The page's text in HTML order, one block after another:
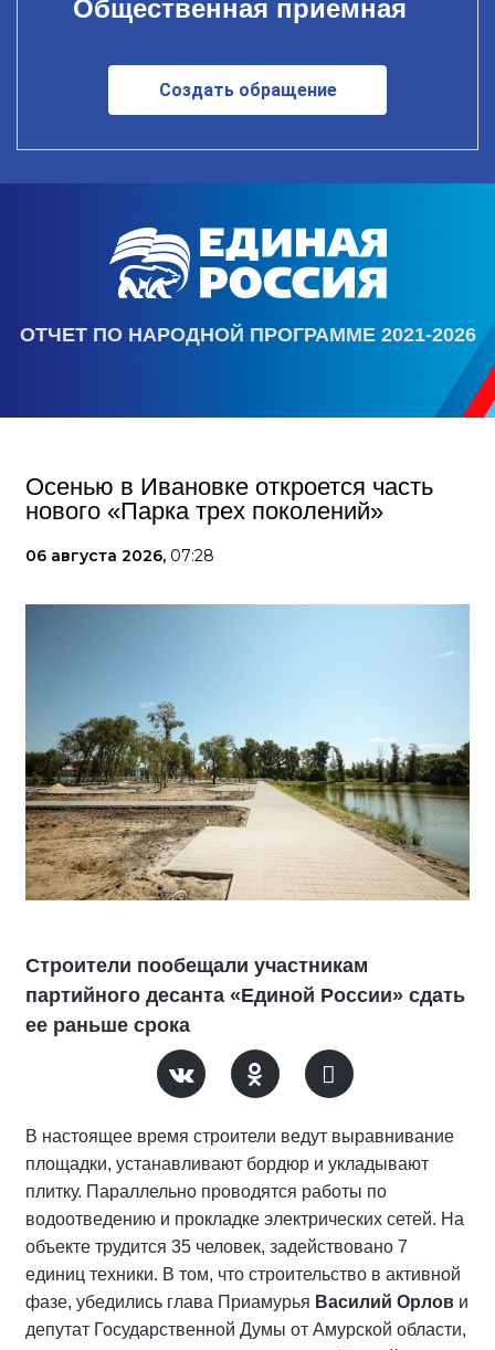
Общественная приемная
Создать обращение
ОТЧЕТ ПО НАРОДНОЙ ПРОГРАММЕ 2021-2026
Осенью в Ивановке откроется часть
нового «Парка трех поколений»
06 августа 2026, 07:28
Строители пообещали участникам
партийного десанта «Единой России» сдать
ее раньше срока
В настоящее время строители ведут выравнивание
площадки, устанавливают бордюр и укладывают
плитку. Параллельно проводятся работы по
водоотведению и прокладке электрических сетей. На
объекте трудится 35 человек, задействовано 7
единиц техники. В том, что строительство в активной
фазе, убедились глава Приамурья Василий Орлов и
депутат Государственной Думы от Амурской области,